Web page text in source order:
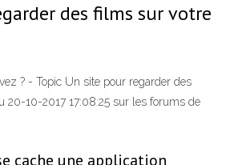
des films sur votre
? - Topic Un site pour regarder des
20-10-2017 17:08:25 sur les forums de
cache une application